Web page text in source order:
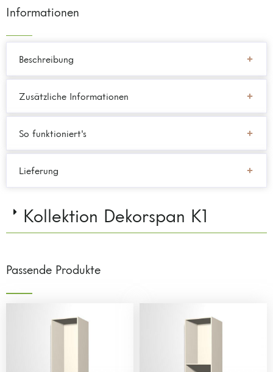
Informationen
Beschreibung
Zusätzliche Informationen
So funktioniert's
Lieferung
Kollektion Dekorspan K1
Passende Produkte